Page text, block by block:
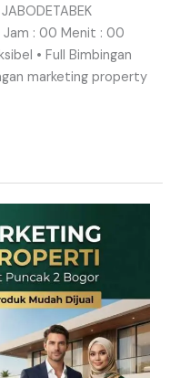
Jam : 00 Menit : 00
• Full Bimbingan
marketing property